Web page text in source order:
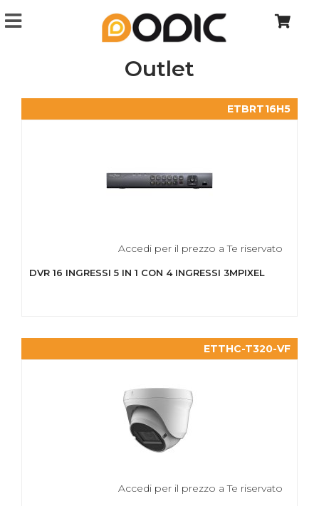
Outlet
ETBRT16H5
Accedi per il prezzo a Te riservato
DVR 16 INGRESSI 5 IN 1 CON 4 INGRESSI 3MPIXEL
ETTHC-T320-VF
Accedi per il prezzo a Te riservato